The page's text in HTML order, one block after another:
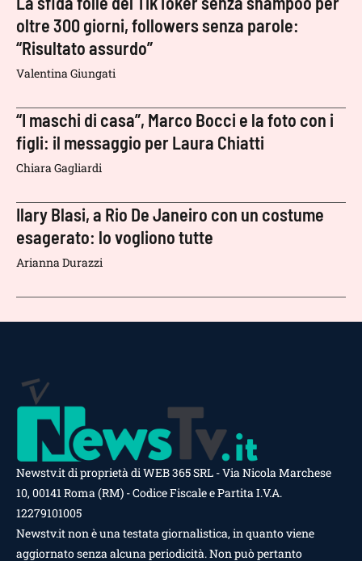
oltre 300 giorni, followers senza parole:
“Risultato assurdo”
Valentina Giungati
“I maschi di casa”, Marco Bocci e la foto con i
figli: il messaggio per Laura Chiatti
Chiara Gagliardi
Ilary Blasi, a Rio De Janeiro con un costume
esagerato: lo vogliono tutte
Arianna Durazzi
Newstv.it di proprietà di WEB 365 SRL - Via Nicola Marchese
10, 00141 Roma (RM) - Codice Fiscale e Partita I.V.A.
12279101005
Newstv.it non è una testata giornalistica, in quanto viene
aggiornato senza alcuna periodicità. Non può pertanto